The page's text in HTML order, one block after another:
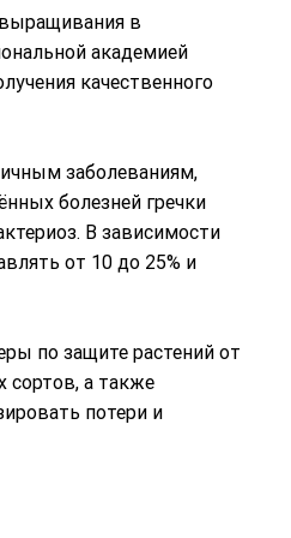
выращивания в
академией
качественного
заболеваниям,
болезней гречки
В зависимости
от 10 до 25% и
по защите растений от
сортов, а также
потери и